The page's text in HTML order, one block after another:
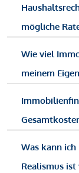
mögliche
Wie viel
meinem
Was kann
Realismus